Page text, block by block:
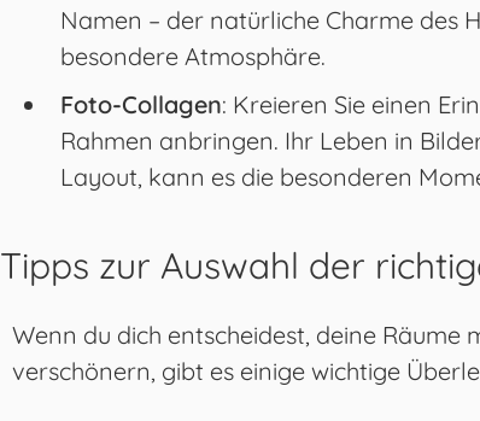
Namen – der natürliche Charme des
besondere Atmosphäre.
Foto-Collagen: Kreieren Sie einen
Rahmen anbringen. Ihr Leben in
Layout, kann es die besonderen
Tipps zur Auswahl der
Wenn du dich entscheidest, deine
verschönern, gibt es einige wichtige